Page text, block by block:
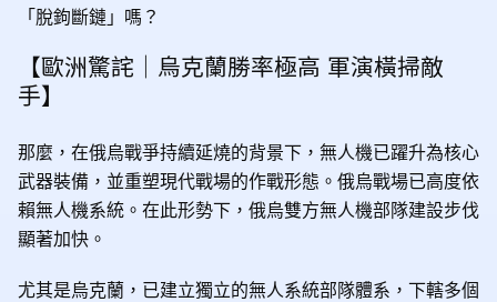
「脫鉤斷鏈」嗎？
【歐洲驚詫｜烏克蘭勝率極高 軍演橫掃敵
手】
那麼，在俄烏戰爭持續延燒的背景下，無人機已躍升為核心
武器裝備，並重塑現代戰場的作戰形態。俄烏戰場已高度依
賴無人機系統。在此形勢下，俄烏雙方無人機部隊建設步伐
顯著加快。
尤其是烏克蘭，已建立獨立的無人系統部隊體系，下轄多個